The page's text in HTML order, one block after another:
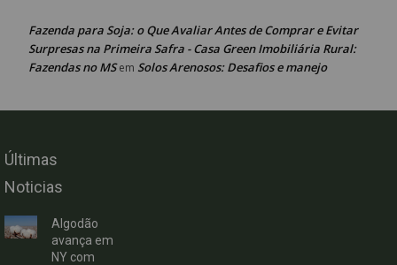
Fazenda para Soja: o Que Avaliar Antes de Comprar e Evitar
Surpresas na Primeira Safra - Casa Green Imobiliária Rural:
Fazendas no MSem Solos Arenosos: Desafios e manejo
Últimas
Noticias
Algodão
avança em
NY com